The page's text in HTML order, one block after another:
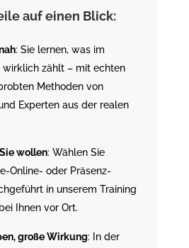
auf einen Blick:
: Sie lernen, was im
wirklich zählt – mit echten
Methoden von
Experten aus der realen
wollen: Wählen Sie
Online- oder Präsenz-
in unserem Training
Ihnen vor Ort.
große Wirkung: In der